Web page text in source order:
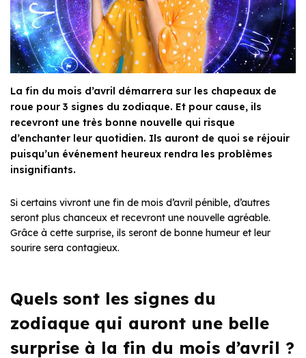
La fin du mois d’avril démarrera sur les chapeaux de
roue pour 3 signes du zodiaque. Et pour cause, ils
recevront une très bonne nouvelle qui risque
d’enchanter leur quotidien. Ils auront de quoi se réjouir
puisqu’un événement heureux rendra les problèmes
insignifiants.
Si certains vivront une fin de mois d’avril pénible, d’autres
seront plus chanceux et recevront une nouvelle agréable.
Grâce à cette surprise, ils seront de bonne humeur et leur
sourire sera contagieux.
Quels sont les signes du
zodiaque qui auront une belle
surprise à la fin du mois d’avril ?